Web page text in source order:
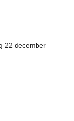
22 december